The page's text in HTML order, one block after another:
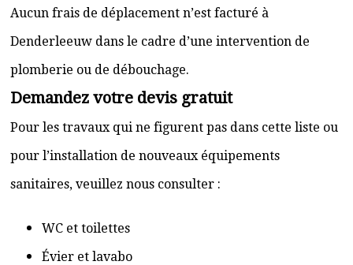
Aucun frais de déplacement n’est facturé à
Denderleeuw dans le cadre d’une intervention de
plomberie ou de débouchage.
Demandez votre devis gratuit
Pour les travaux qui ne figurent pas dans cette liste ou
pour l’installation de nouveaux équipements
sanitaires, veuillez nous consulter :
WC et toilettes
Évier et lavabo